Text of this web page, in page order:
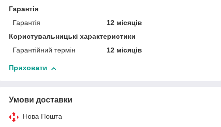
Гарантія
Гарантія
12 місяців
Користувальницькі характеристики
Гарантійний термін
12 місяців
Приховати
Умови доставки
Нова Пошта